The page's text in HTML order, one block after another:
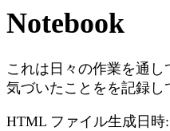
Notebook
これは日々の作業を通
気づいたことをを記録し
HTML ファイル生成日時: